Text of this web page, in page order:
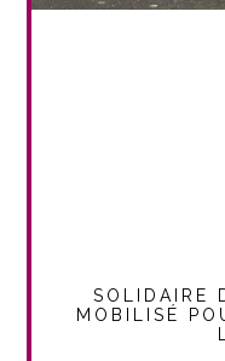
SOLIDAIRE
MOBILISÉ